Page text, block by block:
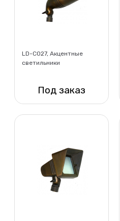
LD-C027, Акцентные
светильники
Под заказ
Нет в наличии